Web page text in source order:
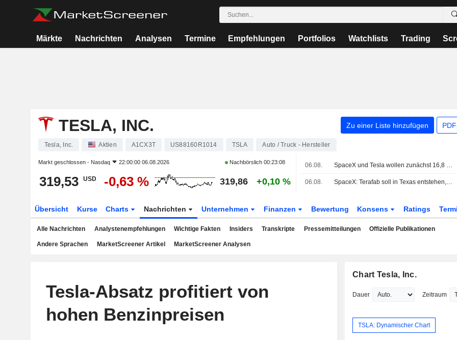
Märkte Nachrichten Analysen Termine Empfehlungen Portfolios Watchlists Trading
TESLA, INC. Zu einer Liste hinzufügen
Tesla, Inc. Aktien A1CX3T US88160R1014 TSLA Auto / Truck - Hersteller
Markt geschlossen - Nasdaq 22:00:00 06.08.2026 Nachbörslich00:23:08
319,53 USD -0,63 % 319,86 +0,10 %
06.08. SpaceX und Tesla wollen zunächst 16,8 Mrd. USD in Terafab-Chipwerk in Texas investieren
06.08. SpaceX: Terafab soll in Texas entstehen, Erstinvestition von 16,8 Mrd. USD geplant
Übersicht Kurse Charts Nachrichten Unternehmen Finanzen Bewertung Konsens Ratings
Alle Nachrichten Analystenempfehlungen Wichtige Fakten Insiders Transkripte Pressemitteilungen Offizielle Publikationen
Andere Sprachen MarketScreener Artikel MarketScreener Analysen
Tesla-Absatz profitiert von
hohen Benzinpreisen
Chart Tesla, Inc.
Dauer Zeitraum
TSLA: Dynamischer Chart